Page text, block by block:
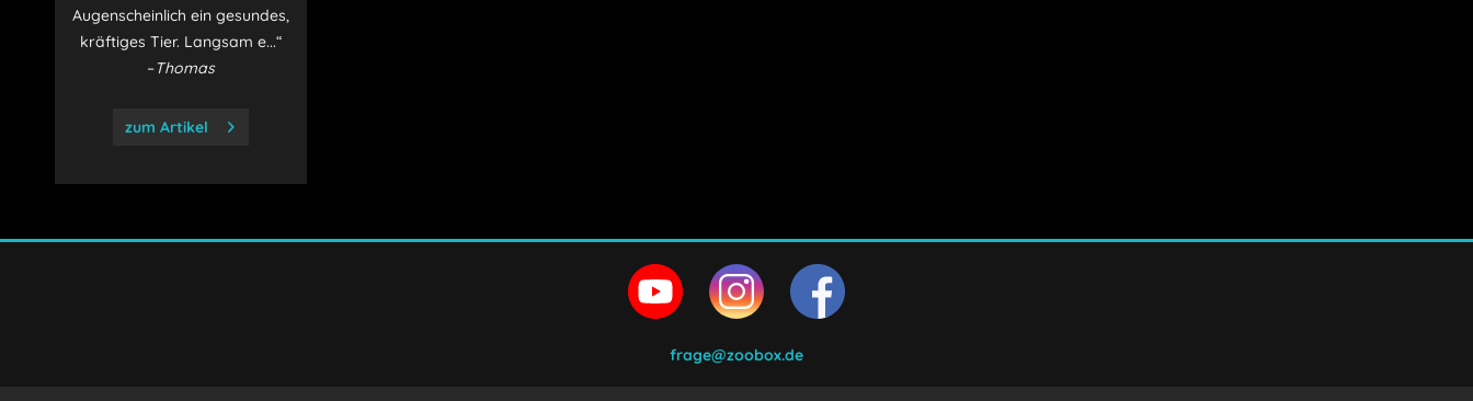
Augenscheinlich ein gesundes,
kräftiges Tier. Langsam e...“
–Thomas
zum Artikel
frage@zoobox.de